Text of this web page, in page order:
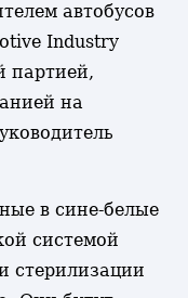
автобусов
Industry
партией,
на
в сине-белые
системой
стерилизации